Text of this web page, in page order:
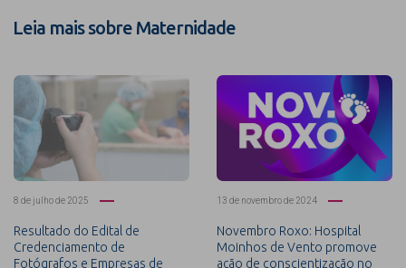
Leia mais sobre Maternidade
8 de julho de 2025
Resultado do Edital de
Credenciamento de
Fotógrafos e Empresas de
13 de novembro de 2024
Novembro Roxo: Hospital
Moinhos de Vento promove
ação de conscientização no